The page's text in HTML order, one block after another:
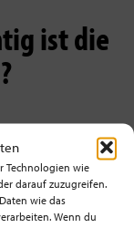
Technologien wie
darauf zuzugreifen.
wie das
Wenn du
ist die